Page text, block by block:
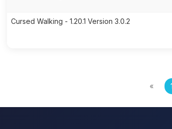
Cursed Walking - 1.20.1 Version 3.0.2
«